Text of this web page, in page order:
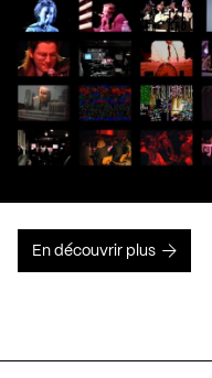
En découvrir plus